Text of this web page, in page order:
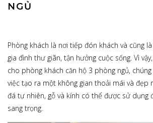
NGỦ
Phòng khách là nơi tiếp đón khách và cũng
gia đình thư giãn, tận hưởng cuộc sống. Vì
cho phòng khách căn hộ 3 phòng ngủ,
việc tạo ra một không gian thoải mái và đẹp
đá tự nhiên, gỗ và kính có thể được sử dụng
sang trọng.